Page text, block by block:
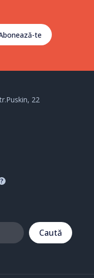
te
22
?
Caută